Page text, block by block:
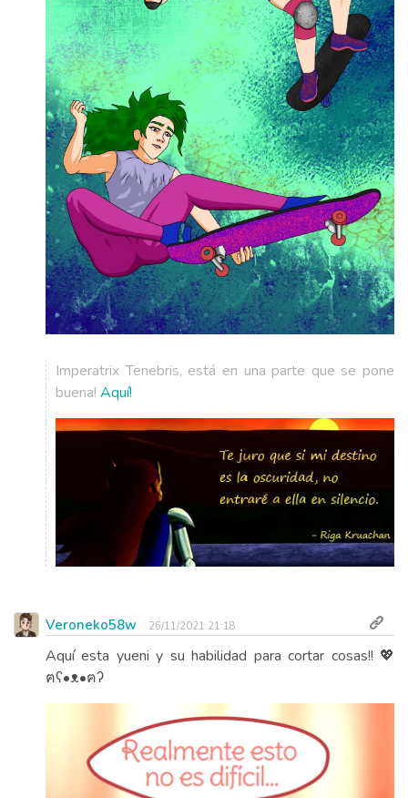
Imperatrix Tenebris, está en una parte que se pone
buena! Aquí!
Veroneko58w 26/11/2021 21:18
Aquí esta yueni y su habilidad para cortar cosas!! 💖
ฅʕ•ᴥ•ฅʔ